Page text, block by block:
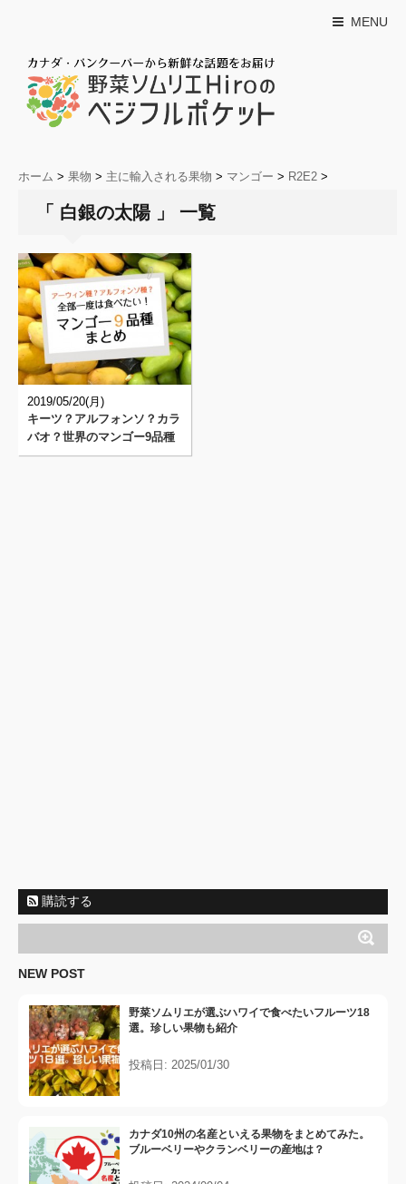
MENU
ホーム > 果物 > 主に輸入される果物 > マンゴー > R2E2 >
「 白銀の太陽 」 一覧
2019/05/20(月)
キーツ？アルフォンソ？カラ
バオ？世界のマンゴー9品種
まとめ
購読する
NEW POST
野菜ソムリエが選ぶハワイで食べたいフルーツ18
選。珍しい果物も紹介
投稿日: 2025/01/30
カナダ10州の名産といえる果物をまとめてみた。
ブルーベリーやクランベリーの産地は？